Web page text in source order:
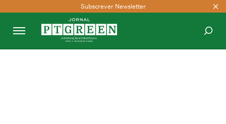
Subscrever Newsletter